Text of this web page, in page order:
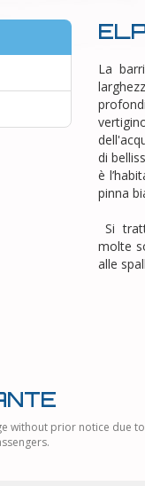
La
di
è
pinna
Si
molte
alle
without prior notice due